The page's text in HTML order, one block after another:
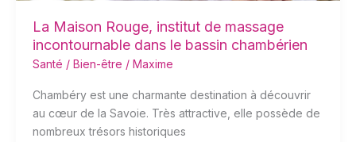
La Maison Rouge, institut de massage
incontournable dans le bassin chambérien
Santé / Bien-être / Maxime
Chambéry est une charmante destination à découvrir
au cœur de la Savoie. Très attractive, elle possède de
nombreux trésors historiques